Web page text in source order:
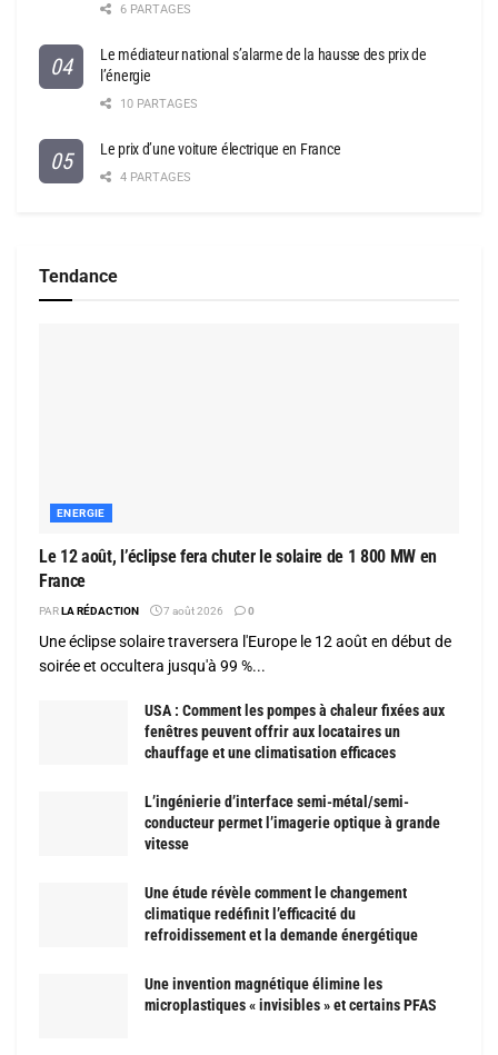
6 PARTAGES
Le médiateur national s’alarme de la hausse des prix de
l’énergie
10 PARTAGES
Le prix d’une voiture électrique en France
4 PARTAGES
Tendance
ENERGIE
Le 12 août, l’éclipse fera chuter le solaire de 1 800 MW en
France
PAR LA RÉDACTION 7 août 2026 0
Une éclipse solaire traversera l'Europe le 12 août en début de
soirée et occultera jusqu'à 99 %...
USA : Comment les pompes à chaleur fixées aux
fenêtres peuvent offrir aux locataires un
chauffage et une climatisation efficaces
L’ingénierie d’interface semi-métal/semi-
conducteur permet l’imagerie optique à grande
vitesse
Une étude révèle comment le changement
climatique redéfinit l’efficacité du
refroidissement et la demande énergétique
Une invention magnétique élimine les
microplastiques « invisibles » et certains PFAS